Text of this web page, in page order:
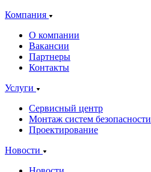
Компания
О компании
Вакансии
Партнеры
Контакты
Услуги
Сервисный центр
Монтаж систем безопасности
Проектирование
Новости